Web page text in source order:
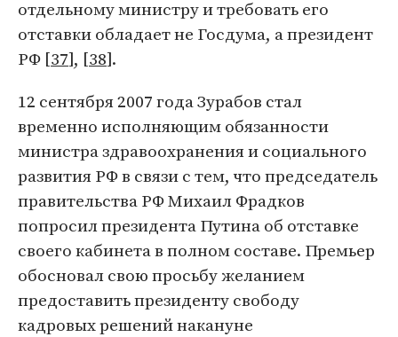
отдельному министру и требовать его
отставки обладает не Госдума, а президент
РФ [37], [38].
12 сентября 2007 года Зурабов стал
временно исполняющим обязанности
министра здравоохранения и социального
развития РФ в связи с тем, что председатель
правительства РФ Михаил Фрадков
попросил президента Путина об отставке
своего кабинета в полном составе. Премьер
обосновал свою просьбу желанием
предоставить президенту свободу
кадровых решений накануне